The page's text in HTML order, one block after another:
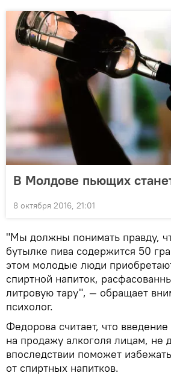
В Молдове пьющих
8 октября 2016, 21:01
"Мы должны понимать правду,
бутылке пива содержится 50
этом молодые люди
спиртной напиток,
литровую тару", — обращает
психолог.
Федорова считает, что
на продажу алкоголя лицам, не
впоследствии поможет
от спиртных напитков.